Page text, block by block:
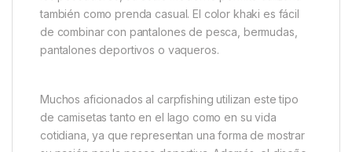
La talla Sproporciona un ajuste cómodo que
permite moverse con facilidad, algo esencial durante
Estilo versátil para pesca y uso
diario